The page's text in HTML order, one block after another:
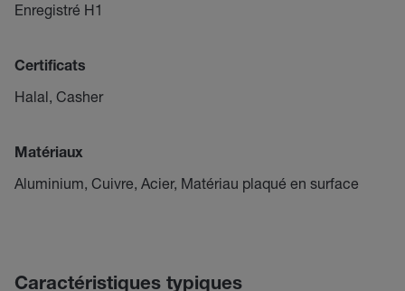
Enregistré H1
Certificats
Halal, Casher
Matériaux
Aluminium, Cuivre, Acier, Matériau plaqué en surface
Caractéristiques typiques